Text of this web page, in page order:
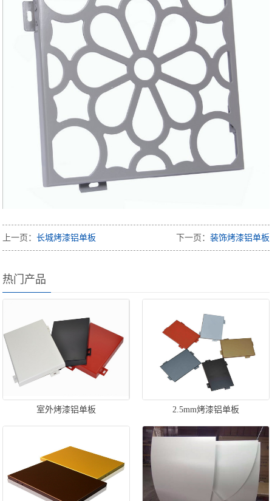
上一页：长城烤漆铝单板 下一页： 装饰烤漆铝单板
热门产品
室外烤漆铝单板 2.5mm烤漆铝单板